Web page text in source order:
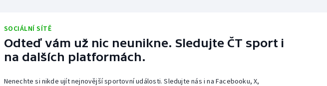
SOCIÁLNÍ SÍTĚ
Odteď vám už nic neunikne. Sledujte ČT sport i
na dalších platformách.
Nenechte si nikde ujít nejnovější sportovní události. Sledujte nás i na Facebooku, X,